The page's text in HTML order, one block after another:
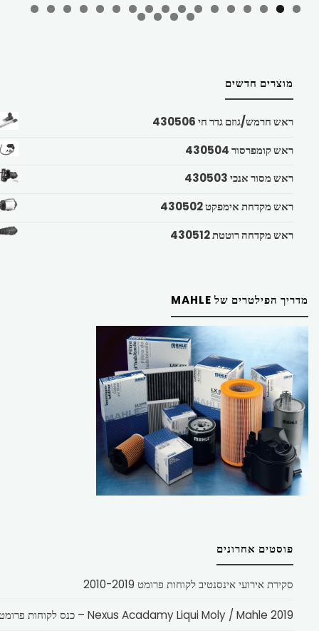
מוצרים חדשים
ראש חרמש/גוזם גדר חי 430506
ראש קומפרסור 430504
ראש מסור אנכי 430503
ראש מקדחת אימפקט 430502
ראש מקדחה רוטטת 430512
מדריך הפילטרים של MAHLE
פוסטים אחרונים
סקירת אירועי אינסנטיב לקוחות פרומט 2010-2019
Nexus Acadamy Liqui Moly / Mahle 2019 – כנס לקוחות פרומט